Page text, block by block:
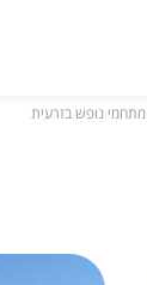
מתחמי נופש בזרעית